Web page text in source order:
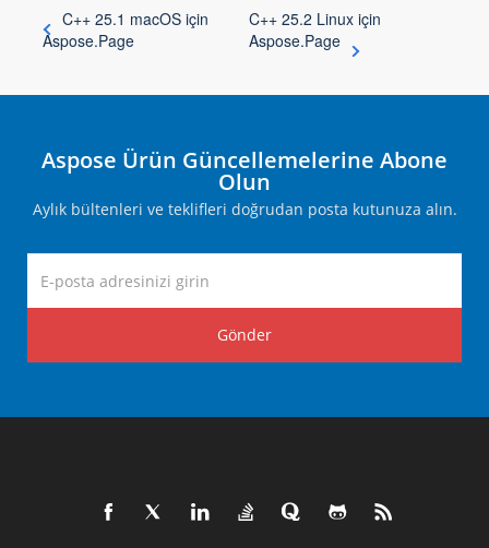
C++ 25.1 macOS için
Aspose.Page
C++ 25.2 Linux için
Aspose.Page
Aspose Ürün Güncellemelerine Abone
Olun
Aylık bültenleri ve teklifleri doğrudan posta kutunuza alın.
Gönder